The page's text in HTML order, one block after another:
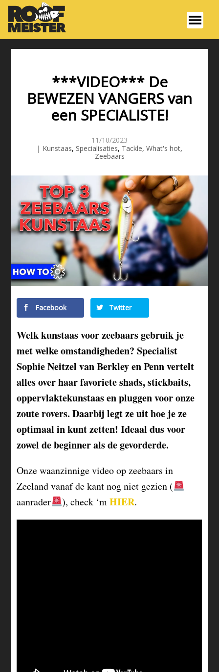
***VIDEO*** De
BEWEZEN VANGERS van
een SPECIALISTE!
11/10/2023
| Kunstaas, Specialisaties, Tackle, What's hot,
Zeebaars
Facebook Twitter
Welk kunstaas voor zeebaars gebruik je
met welke omstandigheden? Specialist
Sophie Neitzel van Berkley en Penn vertelt
alles over haar favoriete shads, stickbaits,
oppervlaktekunstaas en pluggen voor onze
zoute rovers. Daarbij legt ze uit hoe je ze
optimaal in kunt zetten! Ideaal dus voor
zowel de beginner als de gevorderde.
Onze waanzinnige video op zeebaars in
Zeeland vanaf de kant nog niet gezien (
aanrader
), check ‘mHIER.